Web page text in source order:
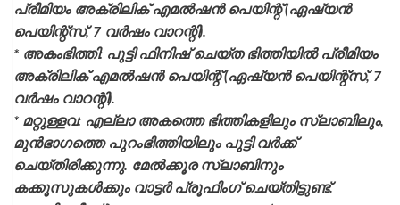
പ്രീമിയം അക്രിലിക് എമൽഷൻ പെയിന്റ് (ഏഷ്യൻ
പെയിന്റ്സ്, 7 വർഷം വാറന്റി).
* അകംഭിത്തി: പുട്ടി ഫിനിഷ് ചെയ്ത ഭിത്തിയിൽ പ്രീമിയം
അക്രിലിക് എമൽഷൻ പെയിന്റ് (ഏഷ്യൻ പെയിന്റ്സ്, 7
വർഷം വാറന്റി).
* മറ്റുള്ളവ: എല്ലാ അകത്തെ ഭിത്തികളിലും സ്ലാബിലും,
മുൻഭാഗത്തെ പുറംഭിത്തിയിലും പുട്ടി വർക്ക്
ചെയ്തിരിക്കുന്നു. മേൽക്കൂര സ്ലാബിനും
കക്കൂസുകൾക്കും വാട്ടർ പ്രൂഫിംഗ് ചെയ്തിട്ടുണ്ട്.